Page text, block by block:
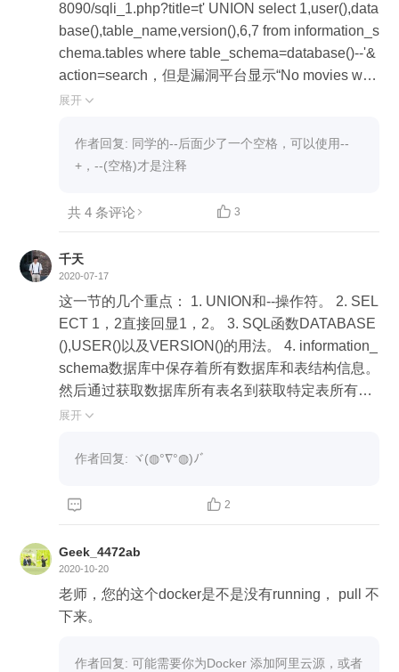
8090/sqli_1.php?title=t' UNION select 1,user(),data
base(),table_name,version(),6,7 from information_s
chema.tables where table_schema=database()--'&
action=search，但是漏洞平台显示“No movies wer
e found!”是啥原因呢？
展开 
作者回复: 同学的--后面少了一个空格，可以使用--
+，--(空格)才是注释
共 4 条评论  3
千天
2020-07-17
这一节的几个重点： 1. UNION和--操作符。 2. SEL
ECT 1，2直接回显1，2。 3. SQL函数DATABASE
(),USER()以及VERSION()的用法。 4. information_
schema数据库中保存着所有数据库和表结构信息。
然后通过获取数据库所有表名到获取特定表所有字
段名最后获取特定表特定字段是值拿到数据库中关
提到的彩虹表和hashcat都是比较常用的解密工具。
展开 
作者回复: ヾ(◍°∇°◍)ﾉﾞ
  2
Geek_4472ab
2020-10-20
老师，您的这个docker是不是没有running， pull 不
下来。
作者回复: 可能需要你为Docker 添加阿里云源，或者